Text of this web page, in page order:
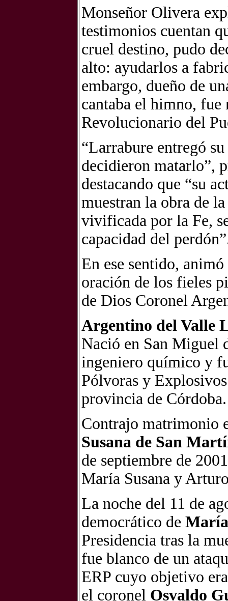
Monseñor Olivera
testimonios cuentan
cruel destino, pudo
alto: ayudarlos a
embargo, dueño de
cantaba el himno,
Revolucionario del
“Larrabure entregó
decidieron matarlo”,
destacando que “su
muestran la obra de
vivificada por la Fe,
capacidad del
En ese sentido,
oración de los fieles
de Dios Coronel
Argentino del Valle
Nació en San Miguel
ingeniero químico y
Pólvoras y
provincia de Córdoba.
Contrajo matrimonio
Susana de San
de septiembre de
María Susana y
La noche del 11 de
democrático de
Presidencia tras la
fue blanco de un
ERP cuyo objetivo
el coronel Osvaldo